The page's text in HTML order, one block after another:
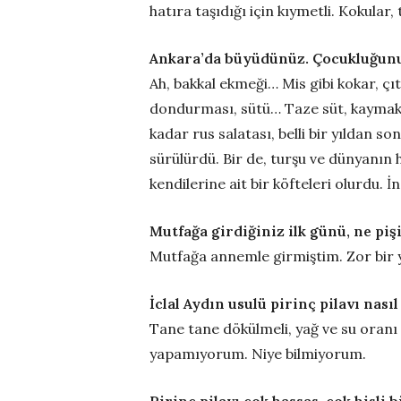
hatıra taşıdığı için kıymetli.
Ankara’da büyüdünüz.
Ah, bakkal ekmeği… Mis gibi kokar,
dondurması, sütü… Taze süt,
kadar rus salatası, belli bir yıldan
sürülürdü. Bir de, turşu ve
kendilerine ait bir köfteleri olurdu.
Mutfağa girdiğiniz ilk günü, ne
Mutfağa annemle girmiştim. Zor bir
İclal Aydın usulü pirinç pilavı nasıl
Tane tane dökülmeli, yağ ve su
yapamıyorum. Niye bilmiyorum.